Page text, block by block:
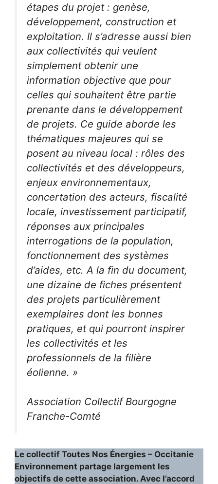
étapes du projet : genèse,
développement, construction et
exploitation. Il s’adresse aussi bien
aux collectivités qui veulent
simplement obtenir une
information objective que pour
celles qui souhaitent être partie
prenante dans le développement
de projets. Ce guide aborde les
thématiques majeures qui se
posent au niveau local : rôles des
collectivités et des développeurs,
enjeux environnementaux,
concertation des acteurs, fiscalité
locale, investissement participatif,
réponses aux principales
interrogations de la population,
fonctionnement des systèmes
d’aides, etc. A la fin du document,
une dizaine de fiches présentent
des projets particulièrement
exemplaires dont les bonnes
pratiques, et qui pourront inspirer
les collectivités et les
professionnels de la filière
éolienne. »
Association Collectif Bourgogne
Franche-Comté
Le collectif Toutes Nos Énergies – Occitanie
Environnement partage largement les
objectifs de cette association. Avec l’accord